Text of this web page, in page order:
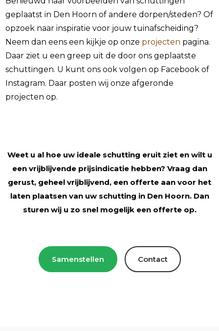
geplaatst in Den Hoorn of andere dorpen/steden? Of
opzoek naar inspiratie voor jouw tuinafscheiding?
Neem dan eens een kijkje op onze projecten pagina.
Daar ziet u een greep uit de door ons geplaatste
schuttingen. U kunt ons ook volgen op Facebook of
Instagram. Daar posten wij onze afgeronde
projecten op.
Weet u al hoe uw ideale schutting eruit ziet en wilt u
een vrijblijvende prijsindicatie hebben? Vraag dan
gerust, geheel vrijblijvend, een offerte aan voor het
laten plaatsen van uw schutting in Den Hoorn. Dan
sturen wij u zo snel mogelijk een offerte op.
Samenstellen Contact